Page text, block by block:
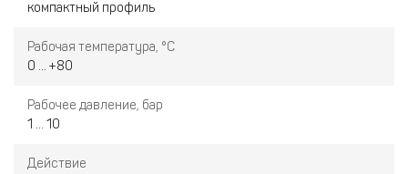
компактный профиль
Рабочая температура, °С
0 ... +80
Рабочее давление, бар
1 ... 10
Действие